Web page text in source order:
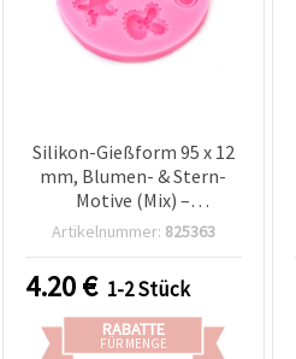
Silikon-Gießform 95 x 12
mm, Blumen- & Stern-
Motive (Mix) –
Mehrfachform für
Polymerton, Gips & Seife,
flexible,
wiederverwendbare DIY-
Bastelform
Artikelnummer: 825363
4.20€ 1-2 Stück
RABATTE
FÜR MENGE